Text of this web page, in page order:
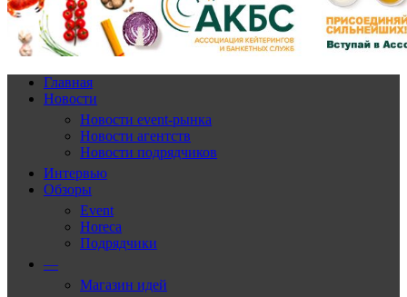
Главная
Новости
Новости event-рынка
Новости агентств
Новости подрядчиков
Интервью
Обзоры
Event
Horeca
Подрядчики
—
Магазин идей